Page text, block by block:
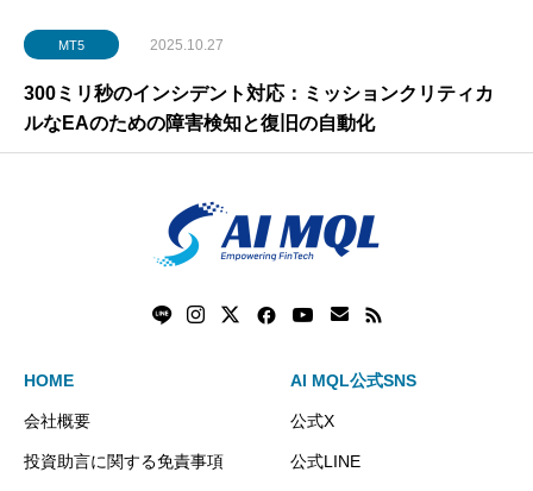
MT5 2025.10.27
300ミリ秒のインシデント対応：ミッションクリティカ
ルなEAのための障害検知と復旧の自動化
HOME
会社概要
投資助言に関する免責事項
AI MQL公式SNS
公式X
公式LINE